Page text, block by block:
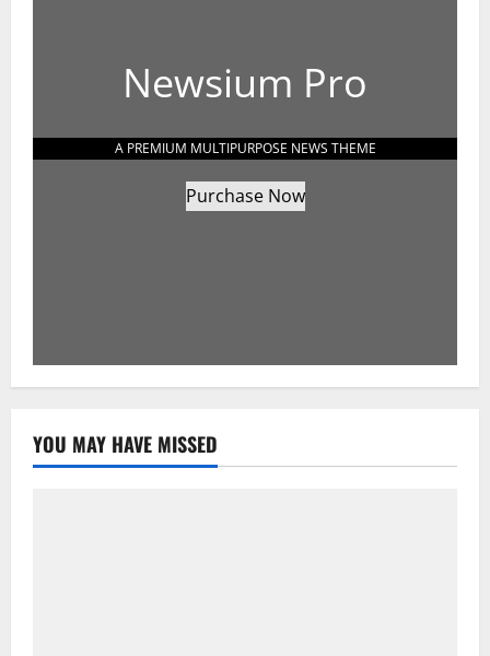
Newsium Pro
A PREMIUM MULTIPURPOSE NEWS THEME
Purchase Now
YOU MAY HAVE MISSED